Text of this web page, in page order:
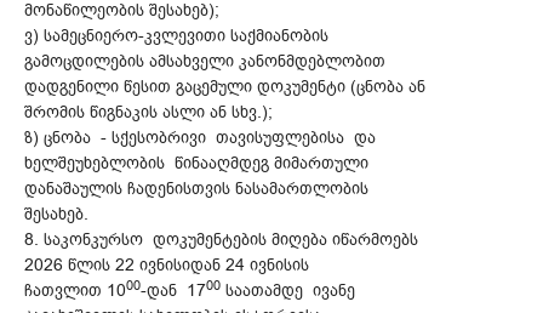
მონაწილეობის შესახებ);
ვ) სამეცნიერო-კვლევითი საქმიანობის
გამოცდილების ამსახველი კანონმდებლობით
დადგენილი წესით გაცემული დოკუმენტი (ცნობა ან
შრომის წიგნაკის ასლი ან სხვ.);
ზ) ცნობა - სქესობრივი თავისუფლებისა და
ხელშეუხებლობის წინააღმდეგ მიმართული
დანაშაულის ჩადენისთვის ნასამართლობის
შესახებ.
8. საკონკურსო დოკუმენტების მიღება იწარმოებს
2026 წლის 22 ივნისიდან 24 ივნისის
ჩათვლით 1000-დან 1700 საათამდე ივანე